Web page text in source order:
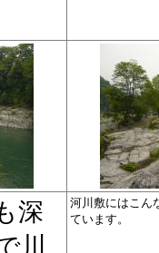
深
川
河川敷にはこん
ています。